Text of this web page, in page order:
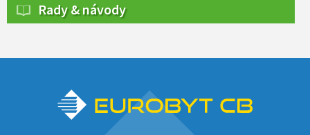
Rady & návody